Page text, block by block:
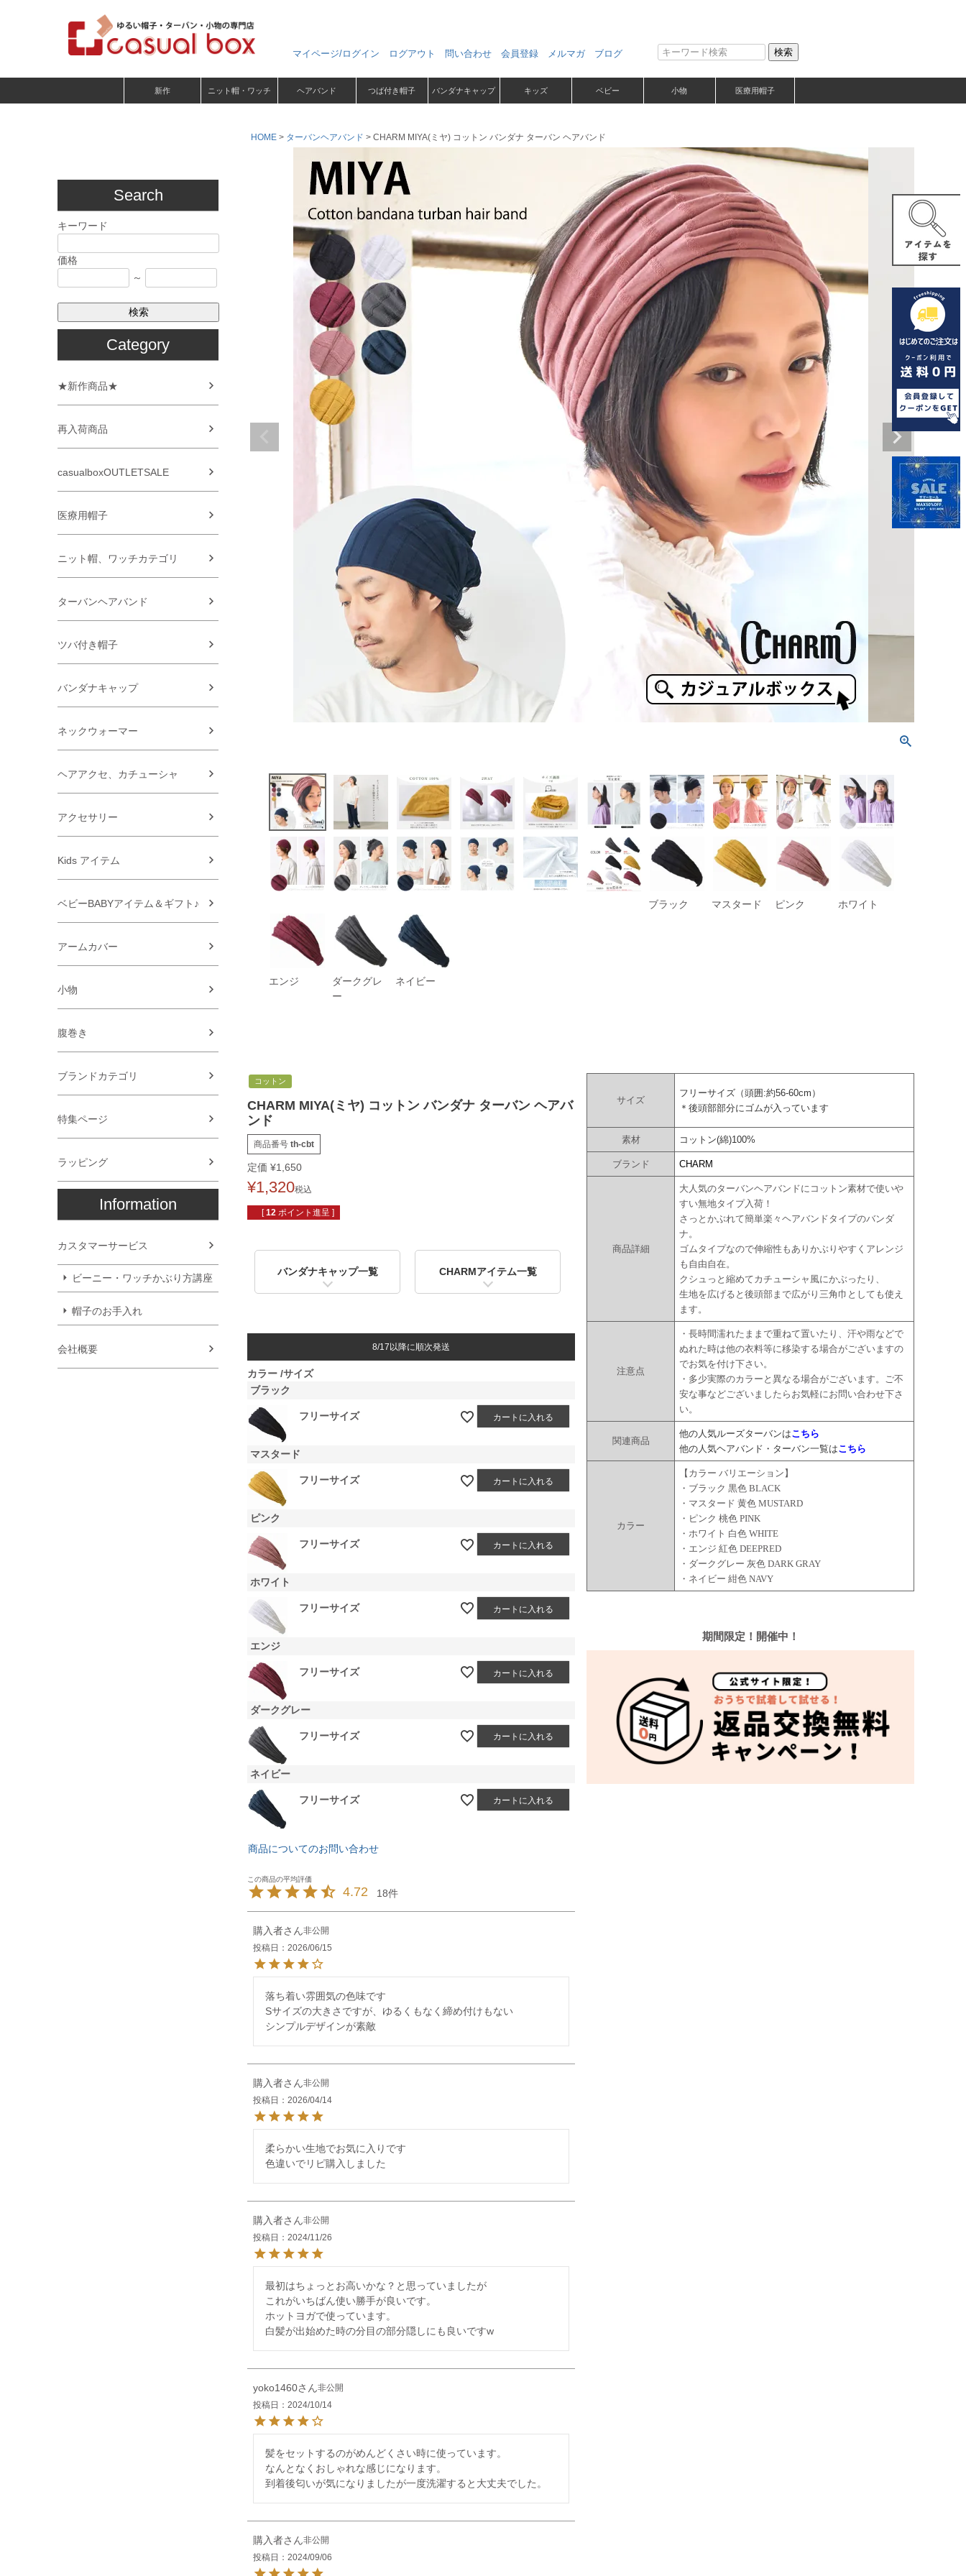
マイページ/ログイン ログアウト 問い合わせ 会員登録 メルマガ ブログ 検索
新作 ニット帽・ワッチ ヘアバンド つば付き帽子 バンダナキャップ キッズ ベビー 小物 医療用帽子
Search
キーワード
価格
～
検索
Category
★新作商品★
再入荷商品
casualboxOUTLETSALE
医療用帽子
ニット帽、ワッチカテゴリ
ターバンヘアバンド
ツバ付き帽子
バンダナキャップ
ネックウォーマー
ヘアアクセ、カチューシャ
アクセサリー
Kids アイテム
ベビーBABYアイテム＆ギフト♪
アームカバー
小物
腹巻き
ブランドカテゴリ
特集ページ
ラッピング
Information
カスタマーサービス
ビーニー・ワッチかぶり方講座
帽子のお手入れ
会社概要
HOME ターバンヘアバンド CHARM MIYA(ミヤ) コットン バンダナ ターバン ヘアバンド
ブラック マスタード ピンク ホワイト
エンジ
ダークグレ
ー
ネイビー
コットン
CHARM MIYA(ミヤ) コットン バンダナ ターバン ヘアバ
ンド
商品番号 th-cbt
定価 ¥1,650
¥1,320税込
[ 12 ポイント進呈 ]
バンダナキャップ一覧 CHARMアイテム一覧
8/17以降に順次発送
カラー サイズ
ブラック
フリーサイズ カートに入れる
マスタード
フリーサイズ カートに入れる
ピンク
フリーサイズ カートに入れる
ホワイト
フリーサイズ カートに入れる
エンジ
フリーサイズ カートに入れる
ダークグレー
フリーサイズ カートに入れる
ネイビー
フリーサイズ カートに入れる
商品についてのお問い合わせ
4.72 18
購入者
非公開
投稿日
2026/06/15
落ち着い雰囲気の色味です
Sサイズの大きさですが、ゆるくもなく締め付けもない
シンプルデザインが素敵
購入者
非公開
投稿日
2026/04/14
柔らかい生地でお気に入りです
色違いでリピ購入しました
購入者
非公開
投稿日
2024/11/26
最初はちょっとお高いかな？と思っていましたが
これがいちばん使い勝手が良いです。
ホットヨガで使っています。
白髪が出始めた時の分目の部分隠しにも良いですw
yoko1460
非公開
投稿日
2024/10/14
髪をセットするのがめんどくさい時に使っています。
なんとなくおしゃれな感じになります。
到着後匂いが気になりましたが一度洗濯すると大丈夫でした。
購入者
非公開
投稿日
2024/09/06
サイズ
フリーサイズ（頭囲:約56-60cm）
＊後頭部部分にゴムが入っています
素材 コットン(綿)100%
ブランド CHARM
商品詳細
大人気のターバンヘアバンドにコットン素材で使いや
すい無地タイプ入荷！
さっとかぶれて簡単楽々ヘアバンドタイプのバンダ
ナ。
ゴムタイプなので伸縮性もありかぶりやすくアレンジ
も自由自在。
クシュっと縮めてカチューシャ風にかぶったり、
生地を広げると後頭部まで広がり三角巾としても使え
ます。
注意点
・長時間濡れたままで重ねて置いたり、汗や雨などで
ぬれた時は他の衣料等に移染する場合がございますの
でお気を付け下さい。
・多少実際のカラーと異なる場合がございます。ご不
安な事などございましたらお気軽にお問い合わせ下さ
い。
関連商品
他の人気ルーズターバンはこちら
他の人気ヘアバンド・ターバン一覧はこちら
カラー
【カラー バリエーション】
・ブラック 黒色 BLACK
・マスタード 黄色 MUSTARD
・ピンク 桃色 PINK
・ホワイト 白色 WHITE
・エンジ 紅色 DEEPRED
・ダークグレー 灰色 DARK GRAY
・ネイビー 紺色 NAVY
期間限定！開催中！